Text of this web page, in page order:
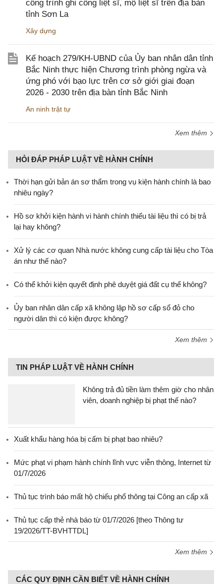
công trình ghi công liệt sĩ, mộ liệt sĩ trên địa bàn
tỉnh Sơn La
Xây dựng
Kế hoạch 279/KH-UBND của Ủy ban nhân dân tỉnh
Bắc Ninh thực hiện Chương trình phòng ngừa và
ứng phó với bạo lực trên cơ sở giới giai đoạn
2026 - 2030 trên địa bàn tỉnh Bắc Ninh
An ninh trật tự
Xem thêm
HỎI ĐÁP PHÁP LUẬT VỀ HÀNH CHÍNH
Thời hạn gửi bản án sơ thẩm trong vụ kiện hành chính là bao
nhiêu ngày?
Hồ sơ khởi kiện hành vi hành chính thiếu tài liệu thì có bị trả
lại hay không?
Xử lý các cơ quan Nhà nước không cung cấp tài liệu cho Tòa
án như thế nào?
Có thể khởi kiện quyết định phê duyệt giá đất cụ thể không?
Ủy ban nhân dân cấp xã không lập hồ sơ cấp sổ đỏ cho
người dân thì có kiện được không?
Xem thêm
TIN PHÁP LUẬT VỀ HÀNH CHÍNH
Không trả đủ tiền làm thêm giờ cho nhân
viên, doanh nghiệp bị phạt thế nào?
Xuất khẩu hàng hóa bị cấm bị phạt bao nhiêu?
Mức phạt vi phạm hành chính lĩnh vực viễn thông, Internet từ
01/7/2026
Thủ tục trình báo mất hộ chiếu phổ thông tại Công an cấp xã
Thủ tục cấp thẻ nhà báo từ 01/7/2026 [theo Thông tư
19/2026/TT-BVHTTDL]
Xem thêm
CÁC QUY ĐỊNH CẦN BIẾT VỀ HÀNH CHÍNH